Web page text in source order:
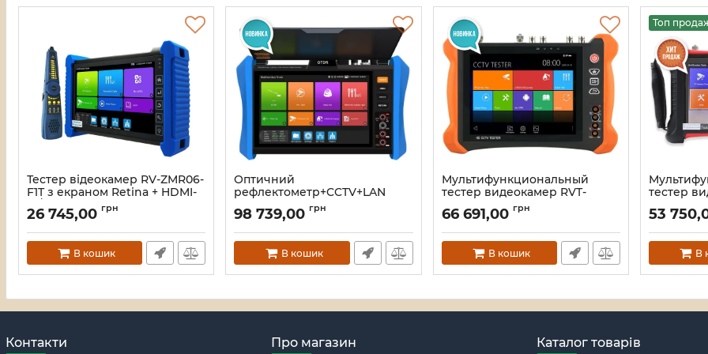
Тестер відеокамер RV-ZMR06-
F1T з екраном Retina + HDMI-
in/out, VGA-in, + трасувальник
кабелю
Артикул:A000334
26 745,00 грн
В кошик
Оптичний
рефлектометр+CCTV+LAN
тестер RVZ-Opt15-ME4T
(1310/1550нм-30/28дБ), ультра
серія
Артикул:
98 739,00 грн
В кошик
Мультифункциональный
тестер видеокамер RVT-
Max10S-A2 с сенсорным
экраном Retina 2048x1536,
PoE++ элитная серия
Артикул:
66 691,00 грн
В кошик
Топ
тестер
Max05S-
Артикул:
53
В
Контакти Про магазин Каталог товарів